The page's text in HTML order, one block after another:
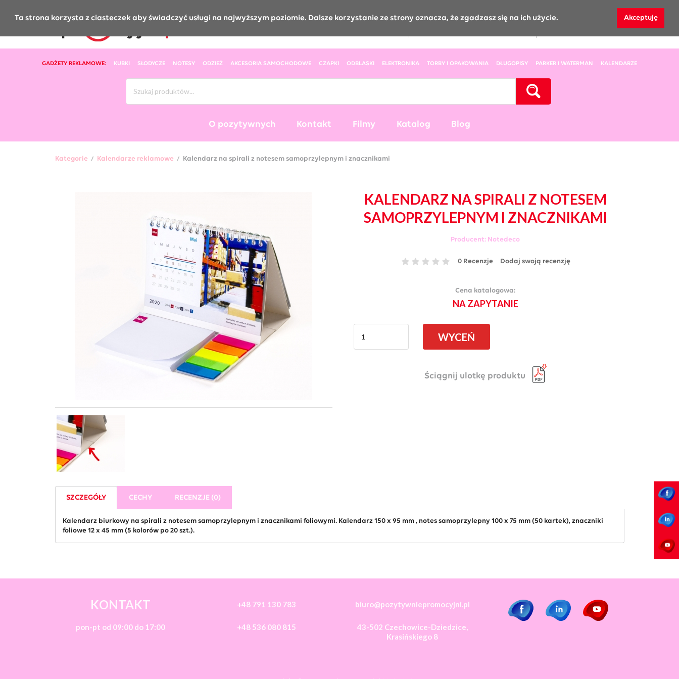
Ta strona korzysta z ciasteczek aby świadczyć usługi na najwyższym poziomie. Dalsze korzystanie ze strony oznacza, że zgadzasz się na ich użycie. Akceptuję
+48 791 130 783 +48 536 080 815
0
GADŻETY REKLAMOWE: KUBKI SŁODYCZE NOTESY ODZIEŻ AKCESORIA SAMOCHODOWE CZAPKI ODBLASKI ELEKTRONIKA TORBY I OPAKOWANIA DŁUGOPISY PARKER I WATERMAN KALENDARZE
O pozytywnych Kontakt Filmy Katalog Blog
Kategorie / Kalendarze reklamowe / Kalendarz na spirali z notesem samoprzylepnym i znacznikami
KALENDARZ NA SPIRALI Z NOTESEM
SAMOPRZYLEPNYM I ZNACZNIKAMI
Producent: Notedeco
0 Recenzje Dodaj swoją recenzję
Cena katalogowa:
NA ZAPYTANIE
WYCEŃ
Ściągnij ulotkę produktu
SZCZEGÓŁY CECHY RECENZJE (0)
Kalendarz biurkowy na spirali z notesem samoprzylepnym i znacznikami foliowymi. Kalendarz 150 x 95 mm , notes samoprzylepny 100 x 75 mm (50 kartek), znaczniki
foliowe 12 x 45 mm (5 kolorów po 20 szt.).
KONTAKT
pon-pt od 09:00 do 17:00
+48 791 130 783
+48 536 080 815
biuro@pozytywniepromocyjni.pl
43-502 Czechowice-Dziedzice,
Krasińskiego 8